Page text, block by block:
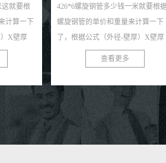
米就要根据
来计算一下
厚）X壁厚
重，单位是
的出来的结...
478*6螺旋钢管多少钱一米这
据螺旋钢管的单价和重量来计
了，根据公式（外径-壁厚）X
X0.0246615的出来的米重，单
KG，在换算成吨X吨价的出来
查看更多